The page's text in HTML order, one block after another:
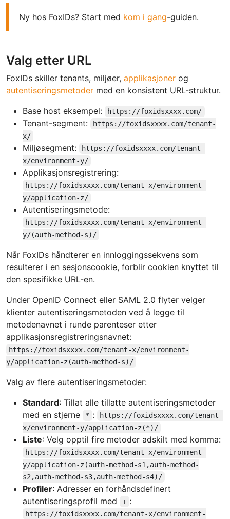
Ny hos FoxIDs? Start med kom i gang-guiden.
Valg etter URL
FoxIDs skiller tenants, miljøer, applikasjoner og
autentiseringsmetoder med en konsistent URL-struktur.
Base host eksempel:
https://foxidsxxxx.com/
Tenant-segment:
https://foxidsxxxx.com/tenant-
x/
Miljøsegment:
https://foxidsxxxx.com/tenant-
x/environment-y/
Applikasjonsregistrering:
https://foxidsxxxx.com/tenant-x/environment-
y/application-z/
Autentiseringsmetode:
https://foxidsxxxx.com/tenant-x/environment-
y/(auth-method-s)/
Når FoxIDs håndterer en innloggingssekvens som
resulterer i en sesjonscookie, forblir cookien knyttet til
den spesifikke URL-en.
Under OpenID Connect eller SAML 2.0 flyter velger
klienter autentiseringsmetoden ved å legge til
metodenavnet i runde parenteser etter
applikasjonsregistreringsnavnet:
https://foxidsxxxx.com/tenant-x/environment-
y/application-z(auth-method-s)/
Valg av flere autentiseringsmetoder:
Standard: Tillat alle tillatte autentiseringsmetoder
med en stjerne
* :
https://foxidsxxxx.com/tenant-
x/environment-y/application-z(*)/
Liste: Velg opptil fire metoder adskilt med komma:
https://foxidsxxxx.com/tenant-x/environment-
y/application-z(auth-method-s1,auth-method-
s2,auth-method-s3,auth-method-s4)/
Profiler: Adresser en forhåndsdefinert
autentiseringsprofil med
+ :
https://foxidsxxxx.com/tenant-x/environment-